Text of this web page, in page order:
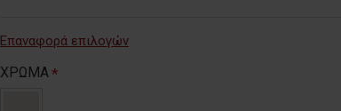
Επαναφορά επιλογών
ΧΡΩΜΑ